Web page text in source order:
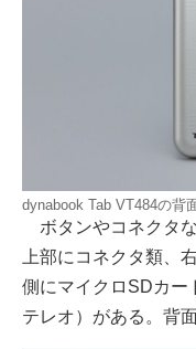
dynabook Tab VT484の背
ボタンやコネクタ
上部にコネクタ類、
側にマイクロSDカー
テレオ）がある。背